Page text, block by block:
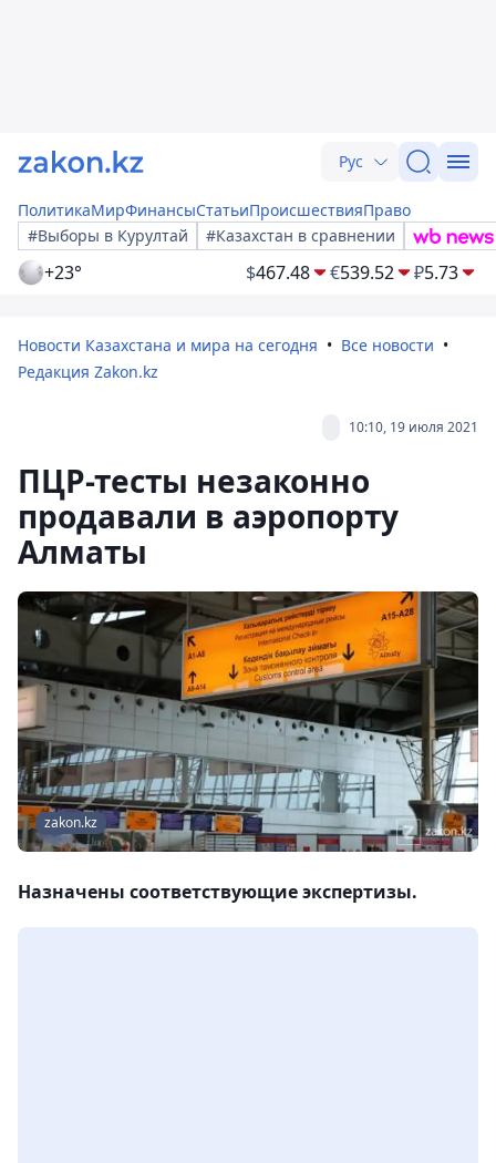
Рус
ПолитикаМирФинансыСтатьиПроисшествияПраво
#Выборы в Курултай
#Казахстан в сравнении
+23° $467.48 €539.52 ₽5.73
Новости Казахстана и мира на сегодня
Все новости
Редакция Zakon.kz
10:10, 19 июля 2021
ПЦР-тесты незаконно
продавали в аэропорту
Алматы
zakon.kz
Назначены соответствующие экспертизы.